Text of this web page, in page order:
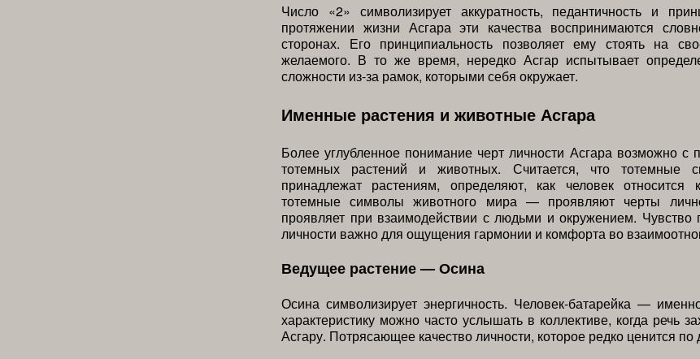
Число «2» символизирует аккуратность, педантичность и
протяжении жизни Асгара эти качества воспринимаются
сторонах. Его принципиальность позволяет ему стоять на
желаемого. В то же время, нередко Асгар испытывает
сложности из-за рамок, которыми себя окружает.
Именные растения и животные Асгара
Более углубленное понимание черт личности Асгара возможно с
тотемных растений и животных. Считается, что тотемные
принадлежат растениям, определяют, как человек
тотемные символы животного мира — проявляют черты
проявляет при взаимодействии с людьми и окружением. Чувство
личности важно для ощущения гармонии и комфорта во
Ведущее растение — Осина
Осина символизирует энергичность. Человек-батарейка —
характеристику можно часто услышать в коллективе, когда речь
Асгару. Потрясающее качество личности, которое редко ценится по